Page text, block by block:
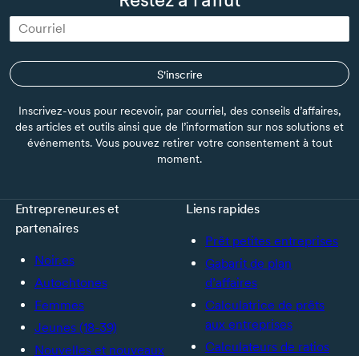
S'inscrire
Inscrivez-vous pour recevoir, par courriel, des conseils d’affaires,
des articles et outils ainsi que de l’information sur nos solutions et
événements. Vous pouvez retirer votre consentement à tout
moment.
Entrepreneur.es et
partenaires
Noir.es
Autochtones
Femmes
Jeunes (18-39)
Nouvelles et nouveaux
Liens rapides
Prêt petites entreprises
Gabarit de plan
d’affaires
Calculatrice de prêts
aux entreprises
Calculateurs de ratios